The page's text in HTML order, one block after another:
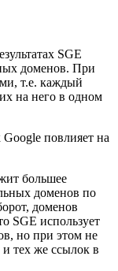
SGE
доменов. При
т.е. каждый
на него в одном
большее
доменов по
доменов
SGE использует
но при этом не
тех же ссылок в